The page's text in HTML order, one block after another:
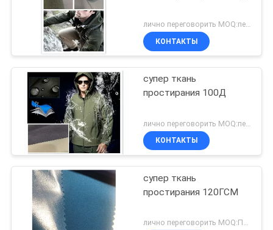
КОНТАКТЫ
супер ткань
простирания 100Д
КОНТАКТЫ
супер ткань
простирания 120ГСМ
лично переговорить MOQ:Переговоры